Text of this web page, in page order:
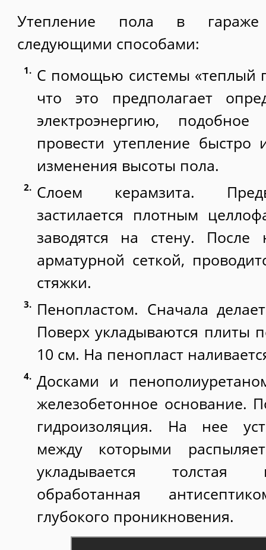
Утепление пола в
следующими способами:
С помощью системы «теплый
что это предполагает
электроэнергию,
провести утепление быстро
изменения высоты пола.
Слоем керамзита.
застилается плотным
заводятся на стену. После
арматурной сеткой,
стяжки.
Пенопластом. Сначала
Поверх укладываются плиты
10 см. На пенопласт
Досками и
железобетонное основание.
гидроизоляция. На нее
между которыми
укладывается толстая
обработанная
глубокого проникновения.